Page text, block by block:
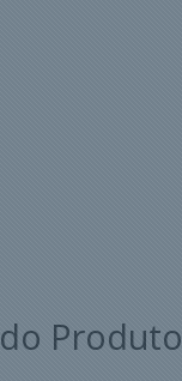
Produto